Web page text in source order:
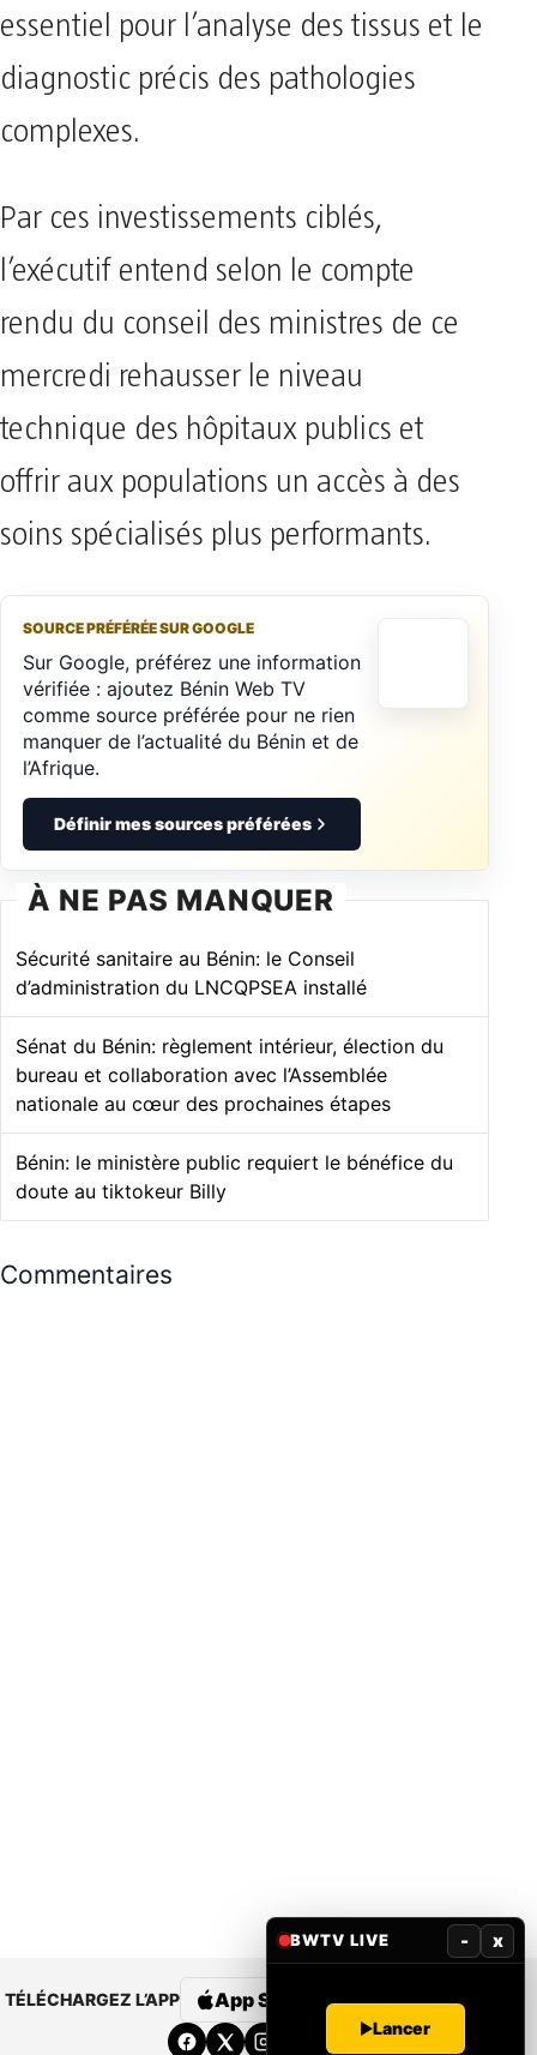
essentiel pour l’analyse des tissus et le
diagnostic précis des pathologies
complexes.
Par ces investissements ciblés,
l’exécutif entend selon le compte
rendu du conseil des ministres de ce
mercredi rehausser le niveau
technique des hôpitaux publics et
offrir aux populations un accès à des
soins spécialisés plus performants.
SOURCE PRÉFÉRÉE SUR GOOGLE
Sur Google, préférez une information
vérifiée : ajoutez Bénin Web TV
comme source préférée pour ne rien
manquer de l’actualité du Bénin et de
l’Afrique.
Définir mes sources préférées
À NE PAS MANQUER
Sécurité sanitaire au Bénin: le Conseil
d’administration du LNCQPSEA installé
Sénat du Bénin: règlement intérieur, élection du
bureau et collaboration avec l’Assemblée
nationale au cœur des prochaines étapes
Bénin: le ministère public requiert le bénéfice du
doute au tiktokeur Billy
Commentaires
TÉLÉCHARGEZ L’APP App Store Google Play
BWTV LIVE - x
Lancer